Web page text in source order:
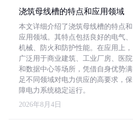
浇筑母线槽的特点和应用领域
本文详细介绍了浇筑母线槽的特点和
应用领域。其特点包括良好的电气、
机械、防火和防护性能。在应用上，
广泛用于商业建筑、工业厂房、医院
和数据中心等场所，凭借自身优势满
足不同领域对电力供应的高要求，保
障电力系统稳定运行。
2026年8月4日